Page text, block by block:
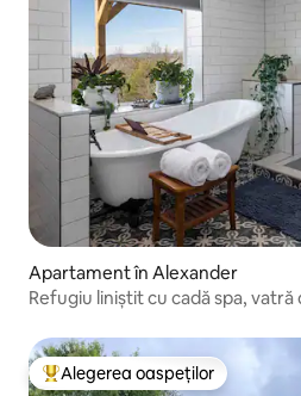
Apartament în Alexander
Refugiu liniștit cu cadă spa,
Locuință din topul categoriei
Alegerea oaspeților